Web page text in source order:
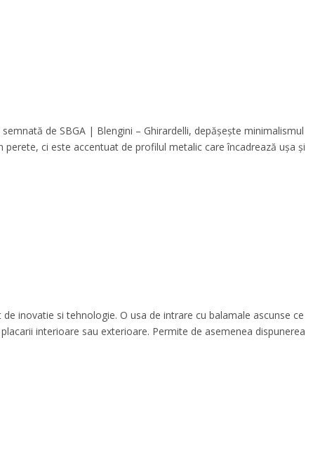
de SBGA | Blengini – Ghirardelli, depășește minimalismul
ci este accentuat de profilul metalic care încadrează ușa și
inovatie si tehnologie. O usa de intrare cu balamale ascunse ce
interioare sau exterioare. Permite de asemenea dispunerea